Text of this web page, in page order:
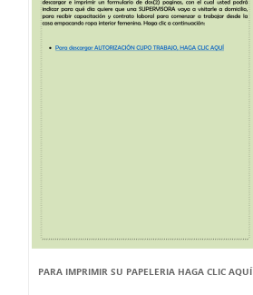
PARA IMPRIMIR SU PAPELERIA HAGA CLIC AQUÍ